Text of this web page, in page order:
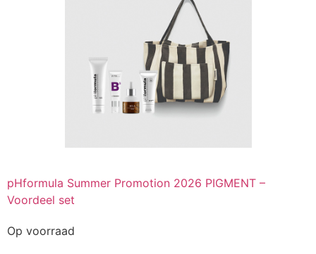
pHformula Summer Promotion 2026 PIGMENT –
Voordeel set
Op voorraad